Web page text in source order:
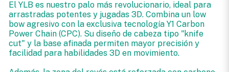
El YLB es nuestro palo más revolucionario, ideal para
arrastradas potentes y jugadas 3D. Combina un low
bow agresivo con la exclusiva tecnología Y1 Carbon
Power Chain (CPC). Su diseño de cabeza tipo "knife
cut" y la base afinada permiten mayor precisión y
facilidad para habilidades 3D en movimiento.